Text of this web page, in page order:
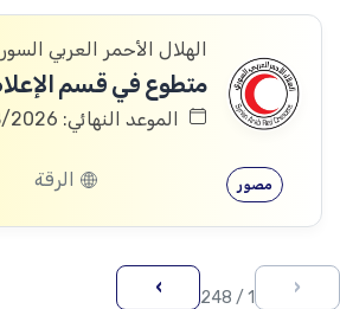
الهلال الأحمر العربي
متطوع في قسم
الموعد النهائي: 10/08/2026
مصور الرقة
‹
1 / 248
›